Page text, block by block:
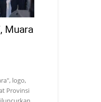
Muara
logo,
Provinsi